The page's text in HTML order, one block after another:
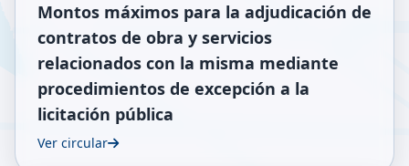
Montos máximos para la adjudicación de
contratos de obra y servicios
relacionados con la misma mediante
procedimientos de excepción a la
licitación pública
Ver circular